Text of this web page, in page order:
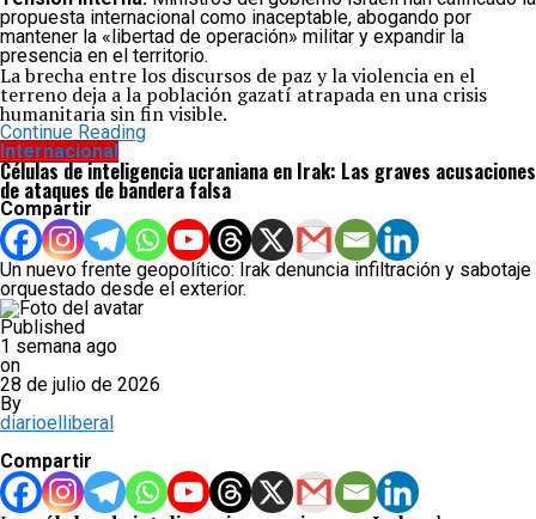
propuesta internacional como inaceptable, abogando por
mantener la «libertad de operación» militar y expandir la
presencia en el territorio.
La brecha entre los discursos de paz y la violencia en el
terreno deja a la población gazatí atrapada en una crisis
humanitaria sin fin visible.
Continue Reading
Internacional
Células de inteligencia ucraniana en Irak: Las graves acusaciones
de ataques de bandera falsa
Compartir
Un nuevo frente geopolítico: Irak denuncia infiltración y sabotaje
orquestado desde el exterior.
Published
1 semana ago
on
28 de julio de 2026
By
diarioelliberal
Compartir